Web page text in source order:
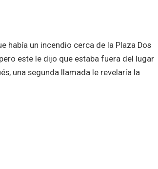
había un incendio cerca de la Plaza Dos
este le dijo que estaba fuera del lugar
una segunda llamada le revelaría la